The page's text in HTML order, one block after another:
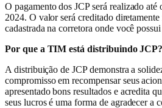
O pagamento dos JCP será realizado
2024. O valor será creditado diretamente
cadastrada na corretora onde você
Por que a TIM está distribuindo JCP?
A distribuição de JCP demonstra a
compromisso em recompensar seus
apresentado bons resultados e acredita
seus lucros é uma forma de agradecer a